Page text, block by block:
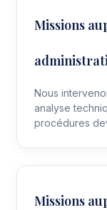
Missions
Nous
analyse
procédures
Missions